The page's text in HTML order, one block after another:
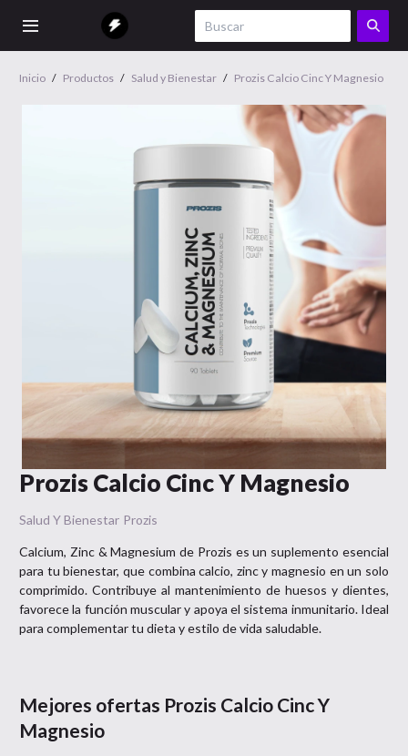
Inicio / Productos / Salud y Bienestar / Prozis Calcio Cinc Y Magnesio
Prozis Calcio Cinc Y Magnesio
Salud Y Bienestar Prozis
Calcium, Zinc & Magnesium de Prozis es un suplemento esencial
para tu bienestar, que combina calcio, zinc y magnesio en un solo
comprimido. Contribuye al mantenimiento de huesos y dientes,
favorece la función muscular y apoya el sistema inmunitario. Ideal
para complementar tu dieta y estilo de vida saludable.
Mejores ofertas Prozis Calcio Cinc Y
Magnesio